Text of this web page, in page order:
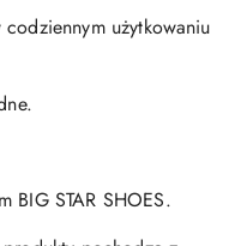
użytkowaniu
BIG STAR SHOES.